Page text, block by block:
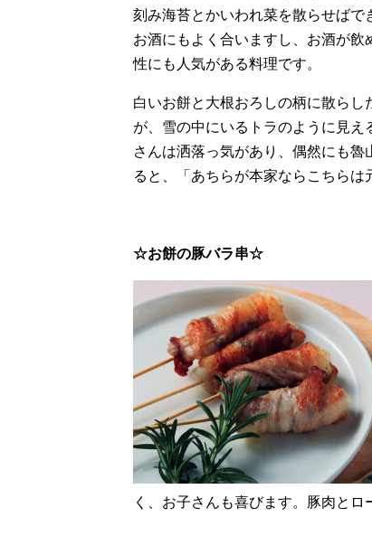
刻み海苔とかいわれ菜を散らせばで
お酒にもよく合いますし、お酒が飲
性にも人気がある料理です。
白いお餅と大根おろしの柄に散らし
が、雪の中にいるトラのように見
さんは洒落っ気があり、偶然にも
ると、「あちらが本家ならこちらは
☆お餅の豚バラ串☆
く、お子さんも喜びます。豚肉と